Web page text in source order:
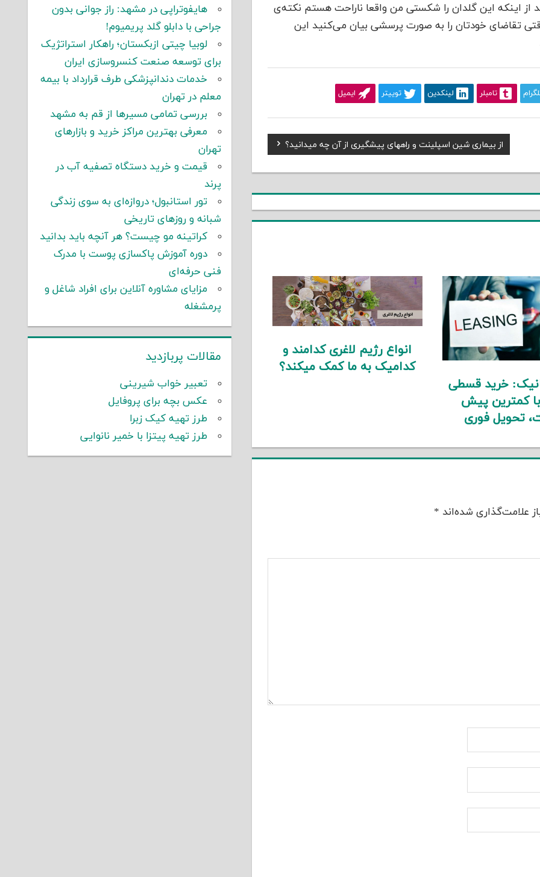
از اینکه این گلدان را شکستی من واقعا ناراحت هستم نکته‌ی
تقاضای خودتان را به صورت پرسشی بیان می‌‌کنید این
تامبلر لینکدین توییتر ایمیل
Next
Post:
از بیماری شین اسپلینت و راههای پیشگیری از آن چه میدانید؟
خرید قسطی
کمترین پیش
تحویل فوری
انواع رژیم لاغری کدامند و
کدامیک به ما کمک میکند؟
علامت‌گذاری شده‌اند *
هایفوتراپی در مشهد: راز جوانی بدون
جراحی با دابلو گلد پریمیوم!
لوبیا چیتی ازبکستان؛ راهکار استراتژیک
برای توسعه صنعت کنسروسازی ایران
خدمات دندانپزشکی طرف قرارداد با بیمه
معلم در تهران
بررسی تمامی مسیرها از قم به مشهد
معرفی بهترین مراکز خرید و بازارهای
تهران
قیمت و خرید دستگاه تصفیه آب در
پرند
تور استانبول؛ دروازه‌ای به سوی زندگی
شبانه و روزهای تاریخی
کراتینه مو چیست؟ هر آنچه باید بدانید
دوره آموزش پاکسازی پوست با مدرک
فنی حرفه‌ای
مزایای مشاوره آنلاین برای افراد شاغل و
پرمشغله
مقالات پربازدید
تعبیر خواب شیرینی
عکس بچه برای پروفایل
طرز تهیه کیک زبرا
طرز تهیه پیتزا با خمیر نانوایی